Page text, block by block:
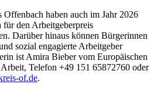
Offenbach haben auch im Jahr 2026
den Arbeitgeberpreis
Darüber hinaus können Bürgerinnen
sozial engagierte Arbeitgeber
ist Amira Bieber vom Europäischen
Telefon +49 151 65872760 oder
of.de.